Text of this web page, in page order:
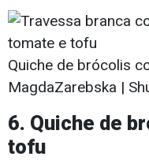
Quiche de brócolis
MagdaZarebska |
6. Quiche de
tofu